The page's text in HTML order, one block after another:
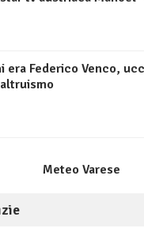
era Federico Venco,
Meteo Varese